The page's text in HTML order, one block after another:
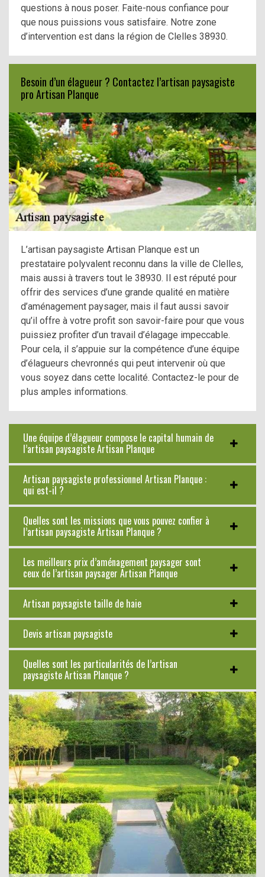
questions à nous poser. Faite-nous confiance pour
que nous puissions vous satisfaire. Notre zone
d’intervention est dans la région de Clelles 38930.
Besoin d’un élagueur ? Contactez l’artisan paysagiste
pro Artisan Planque
L’artisan paysagiste Artisan Planque est un
prestataire polyvalent reconnu dans la ville de Clelles,
mais aussi à travers tout le 38930. Il est réputé pour
offrir des services d’une grande qualité en matière
d’aménagement paysager, mais il faut aussi savoir
qu’il offre à votre profit son savoir-faire pour que vous
puissiez profiter d’un travail d’élagage impeccable.
Pour cela, il s’appuie sur la compétence d’une équipe
d’élagueurs chevronnés qui peut intervenir où que
vous soyez dans cette localité. Contactez-le pour de
plus amples informations.
Une équipe d’élagueur compose le capital humain de
l’artisan paysagiste Artisan Planque
Artisan paysagiste professionnel Artisan Planque :
qui est-il ?
Quelles sont les missions que vous pouvez confier à
l’artisan paysagiste Artisan Planque ?
Les meilleurs prix d’aménagement paysager sont
ceux de l’artisan paysager Artisan Planque
Artisan paysagiste taille de haie
Devis artisan paysagiste
Quelles sont les particularités de l’artisan
paysagiste Artisan Planque ?